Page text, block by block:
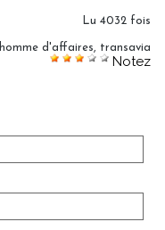
Lu 4032 fois
homme d'affaires transavia
Notez